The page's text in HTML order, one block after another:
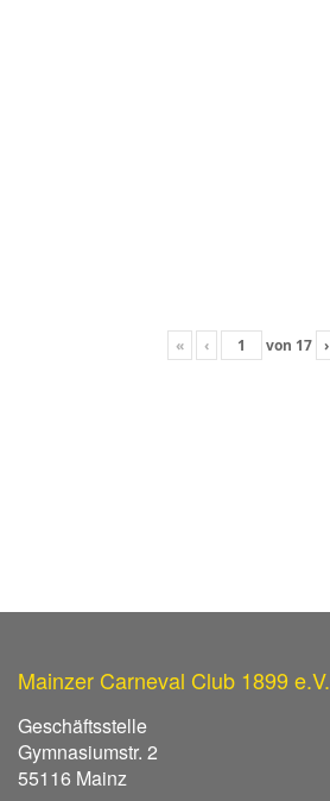
« ‹ von 17 ›
Mainzer Carneval Club 1899 e.V.
Geschäftsstelle
Gymnasiumstr. 2
55116 Mainz